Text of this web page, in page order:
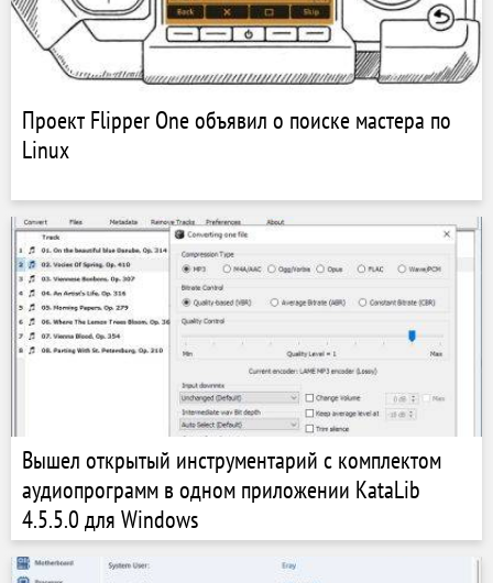
Проект Flipper One объявил о поиске мастера по
Linux
Вышел открытый инструментарий с комплектом
аудиопрограмм в одном приложении KataLib
4.5.5.0 для Windows